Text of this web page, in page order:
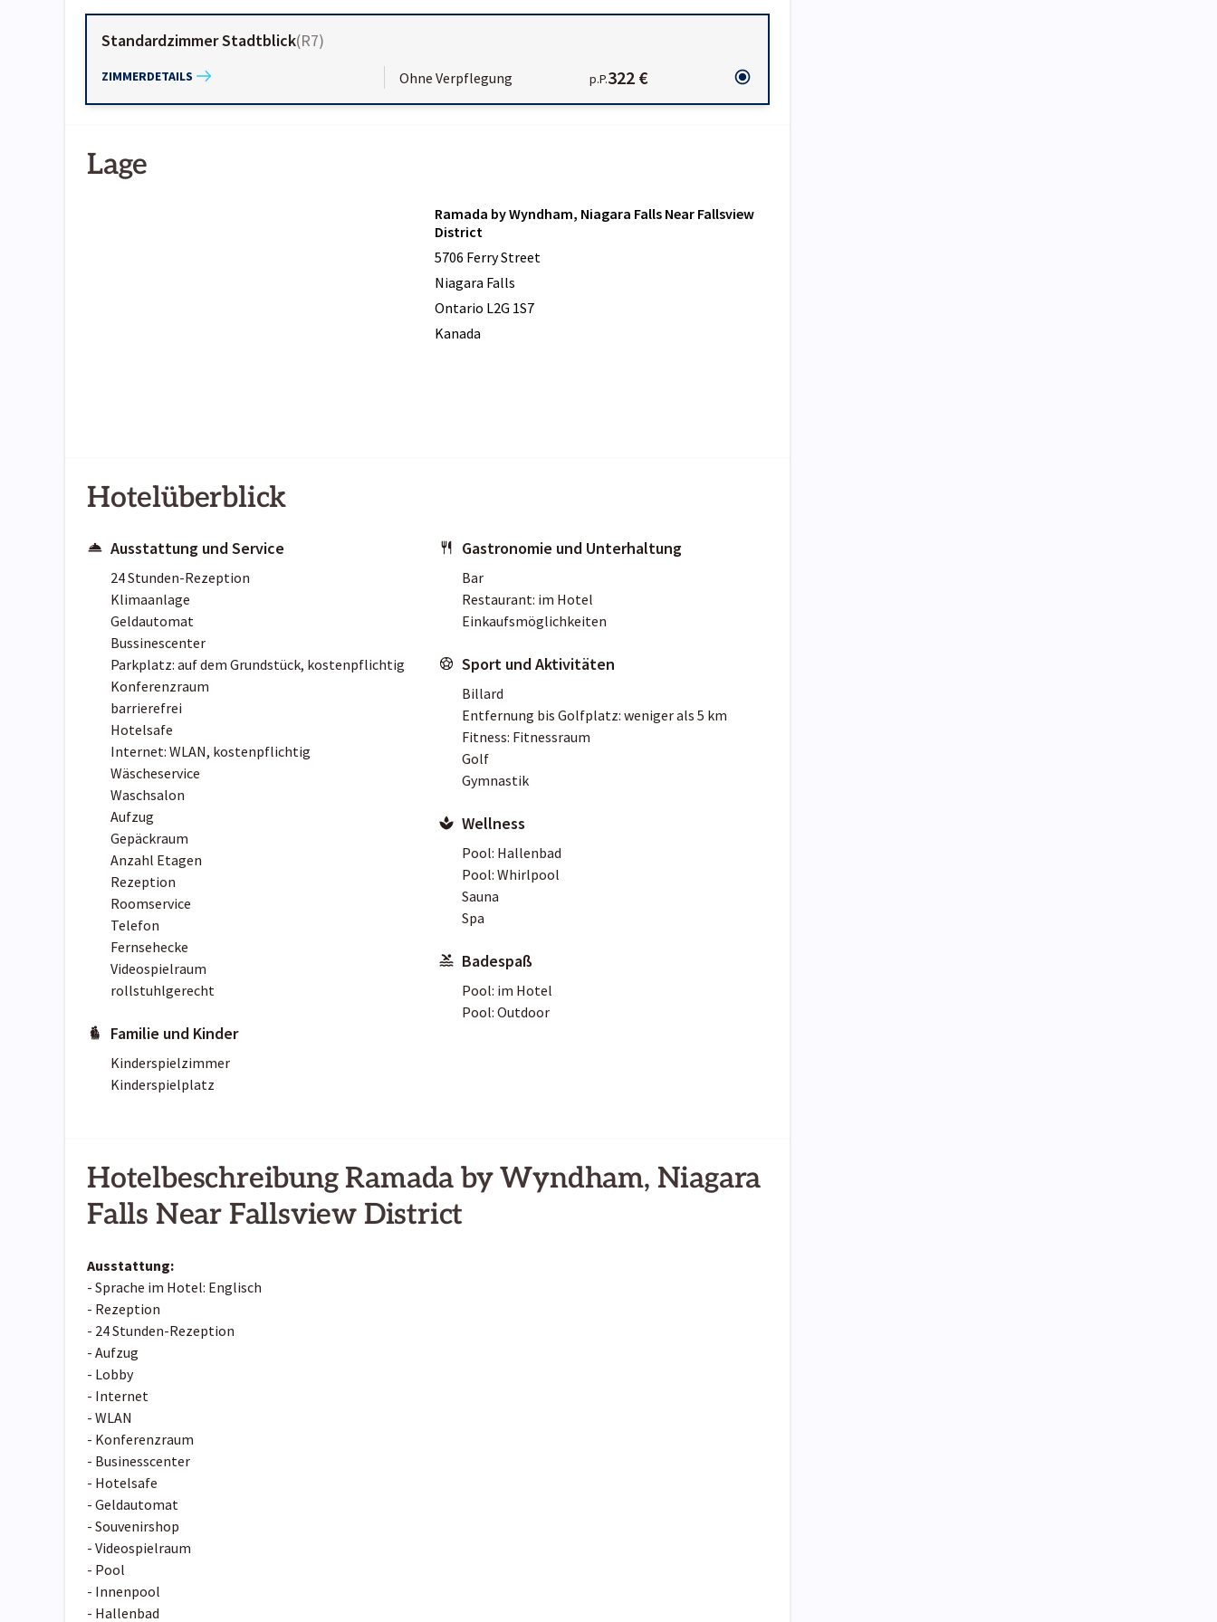
Standardzimmer Stadtblick(R7)
ZIMMERDETAILS Ohne Verpflegung p.P.322 €
Lage
Ramada by Wyndham, Niagara Falls Near Fallsview
District
5706 Ferry Street
Niagara Falls
Ontario L2G 1S7
Kanada
Hotelüberblick
Ausstattung und Service
24 Stunden-Rezeption
Klimaanlage
Geldautomat
Bussinescenter
Parkplatz: auf dem Grundstück, kostenpflichtig
Konferenzraum
barrierefrei
Hotelsafe
Internet: WLAN, kostenpflichtig
Wäscheservice
Waschsalon
Aufzug
Gepäckraum
Anzahl Etagen
Rezeption
Roomservice
Telefon
Fernsehecke
Videospielraum
rollstuhlgerecht
Familie und Kinder
Kinderspielzimmer
Kinderspielplatz
Gastronomie und Unterhaltung
Bar
Restaurant: im Hotel
Einkaufsmöglichkeiten
Sport und Aktivitäten
Billard
Entfernung bis Golfplatz: weniger als 5 km
Fitness: Fitnessraum
Golf
Gymnastik
Wellness
Pool: Hallenbad
Pool: Whirlpool
Sauna
Spa
Badespaß
Pool: im Hotel
Pool: Outdoor
Hotelbeschreibung Ramada by Wyndham, Niagara
Falls Near Fallsview District
Ausstattung:
- Sprache im Hotel: Englisch
- Rezeption
- 24 Stunden-Rezeption
- Aufzug
- Lobby
- Internet
- WLAN
- Konferenzraum
- Businesscenter
- Hotelsafe
- Geldautomat
- Souvenirshop
- Videospielraum
- Pool
- Innenpool
- Hallenbad